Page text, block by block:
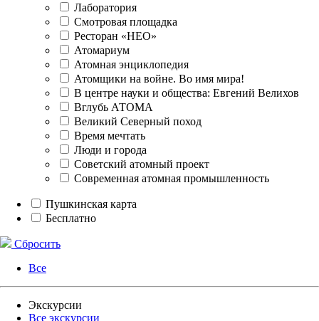
Лаборатория
Смотровая площадка
Ресторан «НЕО»
Атомариум
Атомная энциклопедия
Атомщики на войне. Во имя мира!
В центре науки и общества: Евгений Велихов
Вглубь АТОМА
Великий Северный поход
Время мечтать
Люди и города
Советский атомный проект
Современная атомная промышленность
Пушкинская карта
Бесплатно
Сбросить
Все
Экскурсии
Все экскурсии